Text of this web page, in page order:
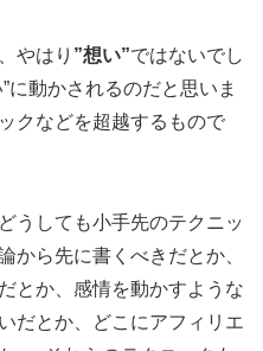
やはり ”想い”ではないでし
に動かされるのだと思いま
クなどを超越するもので
うしても小手先のテクニッ
から先に書くべきだとか、
とか、感情を動かすような
だとか、どこにアフィリエ